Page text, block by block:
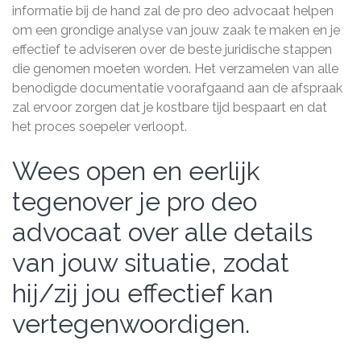
informatie bij de hand zal de pro deo advocaat helpen
om een grondige analyse van jouw zaak te maken en je
effectief te adviseren over de beste juridische stappen
die genomen moeten worden. Het verzamelen van alle
benodigde documentatie voorafgaand aan de afspraak
zal ervoor zorgen dat je kostbare tijd bespaart en dat
het proces soepeler verloopt.
Wees open en eerlijk
tegenover je pro deo
advocaat over alle details
van jouw situatie, zodat
hij/zij jou effectief kan
vertegenwoordigen.